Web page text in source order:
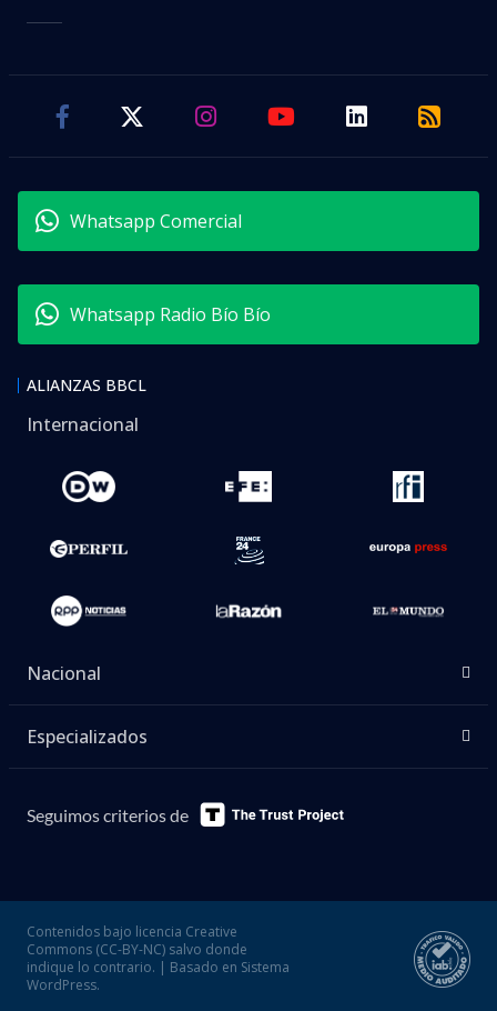
Whatsapp Comercial
Whatsapp Radio Bío Bío
ALIANZAS BBCL
Internacional
Nacional
Especializados
Seguimos criterios de
Contenidos bajo licencia Creative
Commons (CC-BY-NC) salvo donde
indique lo contrario. | Basado en Sistema
WordPress.